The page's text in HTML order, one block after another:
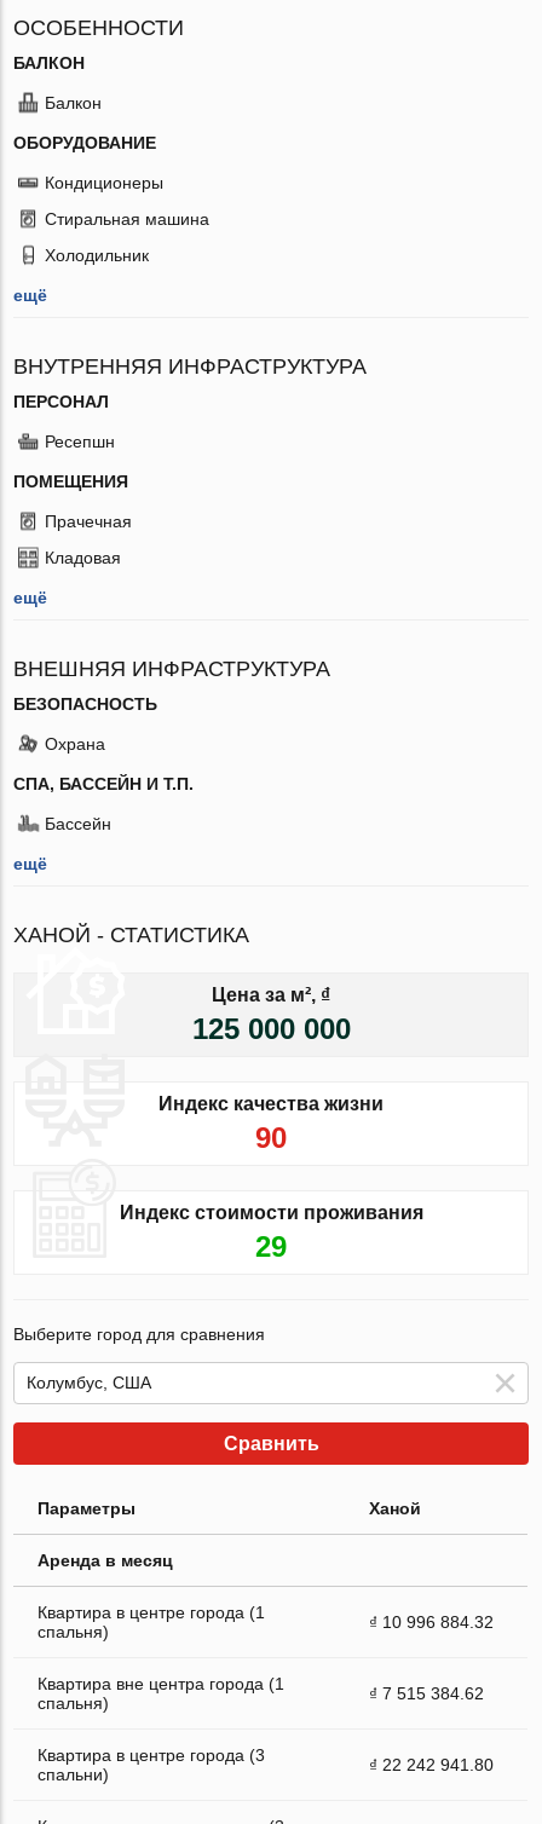
ОСОБЕННОСТИ
БАЛКОН
Балкон
ОБОРУДОВАНИЕ
Кондиционеры
Стиральная машина
Холодильник
ещё
ВНУТРЕННЯЯ ИНФРАСТРУКТУРА
ПЕРСОНАЛ
Ресепшн
ПОМЕЩЕНИЯ
Прачечная
Кладовая
ещё
ВНЕШНЯЯ ИНФРАСТРУКТУРА
БЕЗОПАСНОСТЬ
Охрана
СПА, БАССЕЙН И Т.П.
Бассейн
ещё
ХАНОЙ - СТАТИСТИКА
Цена за м², ₫
125 000 000
Индекс качества жизни
90
Индекс стоимости проживания
29
Выберите город для сравнения
Сравнить
Параметры Ханой
Аренда в месяц
Квартира в центре города (1
спальня)
₫ 10 996 884.32
Квартира вне центра города (1
спальня)
₫ 7 515 384.62
Квартира в центре города (3
спальни)
₫ 22 242 941.80